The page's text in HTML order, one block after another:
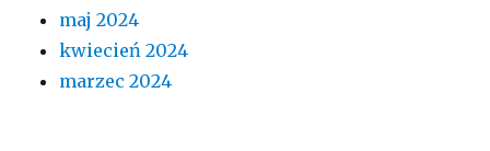
maj 2024
kwiecień 2024
marzec 2024